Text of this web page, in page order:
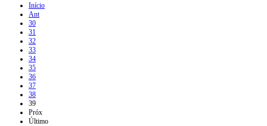
Início
Ant
30
31
32
33
34
35
36
37
38
39
Próx
Último